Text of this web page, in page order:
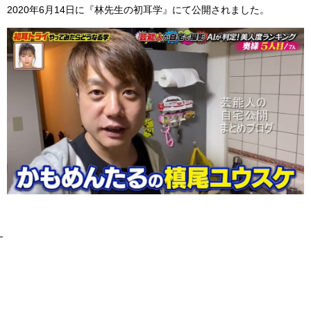
2020年6月14日に『林先生の初耳学』にて公開されました。